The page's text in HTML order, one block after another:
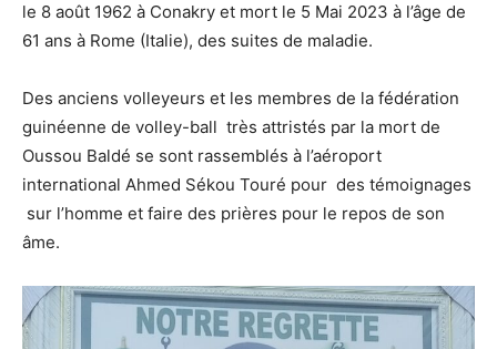
le 8 août 1962 à Conakry et mort le 5 Mai 2023 à l’âge de
61 ans à Rome (Italie), des suites de maladie.
Des anciens volleyeurs et les membres de la fédération
guinéenne de volley-ball très attristés par la mort de
Oussou Baldé se sont rassemblés à l’aéroport
international Ahmed Sékou Touré pour des témoignages
sur l’homme et faire des prières pour le repos de son
âme.